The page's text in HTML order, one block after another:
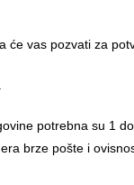
će vas pozvati za
potrebna su 1
brze pošte i